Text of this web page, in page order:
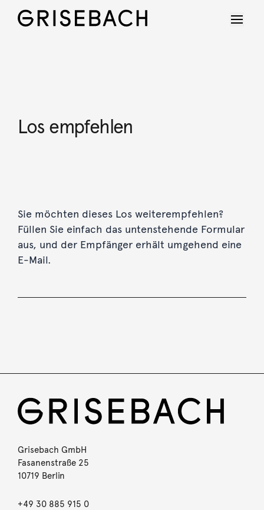
Los empfehlen
Sie möchten dieses Los weiterempfehlen?
Füllen Sie einfach das untenstehende Formular
aus, und der Empfänger erhält umgehend eine
E-Mail.
Grisebach GmbH
Fasanenstraße 25
10719 Berlin
+49 30 885 915 0